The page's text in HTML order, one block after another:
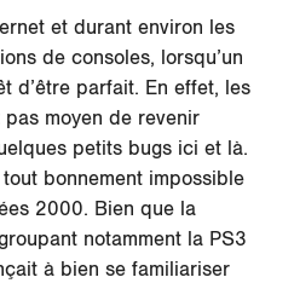
et durant environ les
de consoles, lorsqu’un
d’être parfait. En effet, les
pas moyen de revenir
petits bugs ici et là.
bonnement impossible
2000. Bien que la
notamment la PS3
à bien se familiariser